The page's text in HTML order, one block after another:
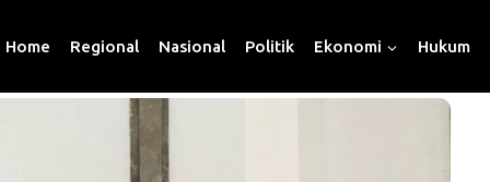
Home Regional Nasional Politik Ekonomi Hukum